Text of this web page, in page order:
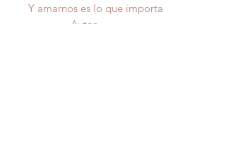
Y amarnos es lo que importa
Autor